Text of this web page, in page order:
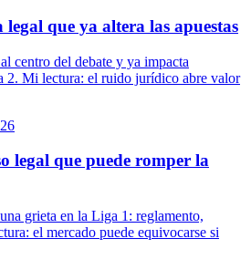
que ya altera las apuestas
centro del debate y ya impacta
2. Mi lectura: el ruido jurídico abre valor
legal que puede romper la
grieta en la Liga 1: reglamento,
el mercado puede equivocarse si